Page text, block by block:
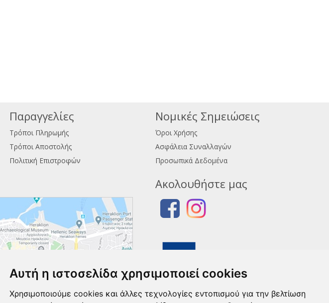
Αυτή η ιστοσελίδα χρησιμοποιεί cookies
Χρησιμοποιούμε cookies και άλλες τεχνολογίες εντοπισμού για την βελτίωση
Παραγγελίες
Τρόποι Πληρωμής
Τρόποι Αποστολής
Πολιτική Επιστροφών
Νομικές Σημειώσεις
Όροι Χρήσης
Ασφάλεια Συναλλαγών
Προσωπικά Δεδομένα
Ακολουθήστε μας